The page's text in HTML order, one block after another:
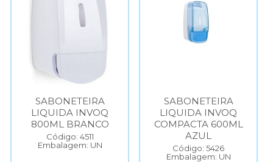
SABONETEIRA
LIQUIDA INVOQ
800ML BRANCO
Código: 4511
Embalagem: UN
SABONETEIRA
LIQUIDA INVOQ
COMPACTA 600ML
AZUL
Código: 5426
Embalagem: UN